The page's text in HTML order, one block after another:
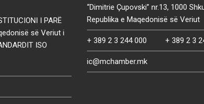
I PARË
së Veriut i
ISO
“Dimitrie Çupovski” nr.13, 1000
Republika e Maqedonisë së Veriut
+ 389 2 3 244 000 + 389 2 3
ic@mchamber.mk